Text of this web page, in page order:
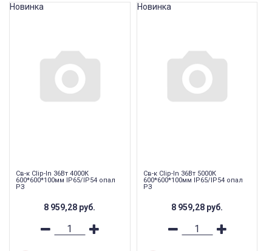
Св-к Clip-In 36Вт 4000К
600*600*100мм IP65/IP54 опал
РЗ
8 959,28 руб.
Новинка
Св-к Clip-In 36Вт 5000К
600*600*100мм IP65/IP54 опал
РЗ
8 959,28 руб.
Новинка